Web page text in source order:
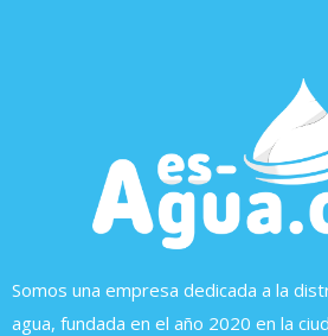
Somos una empresa dedicada a la
agua, fundada en el año 2020 en la